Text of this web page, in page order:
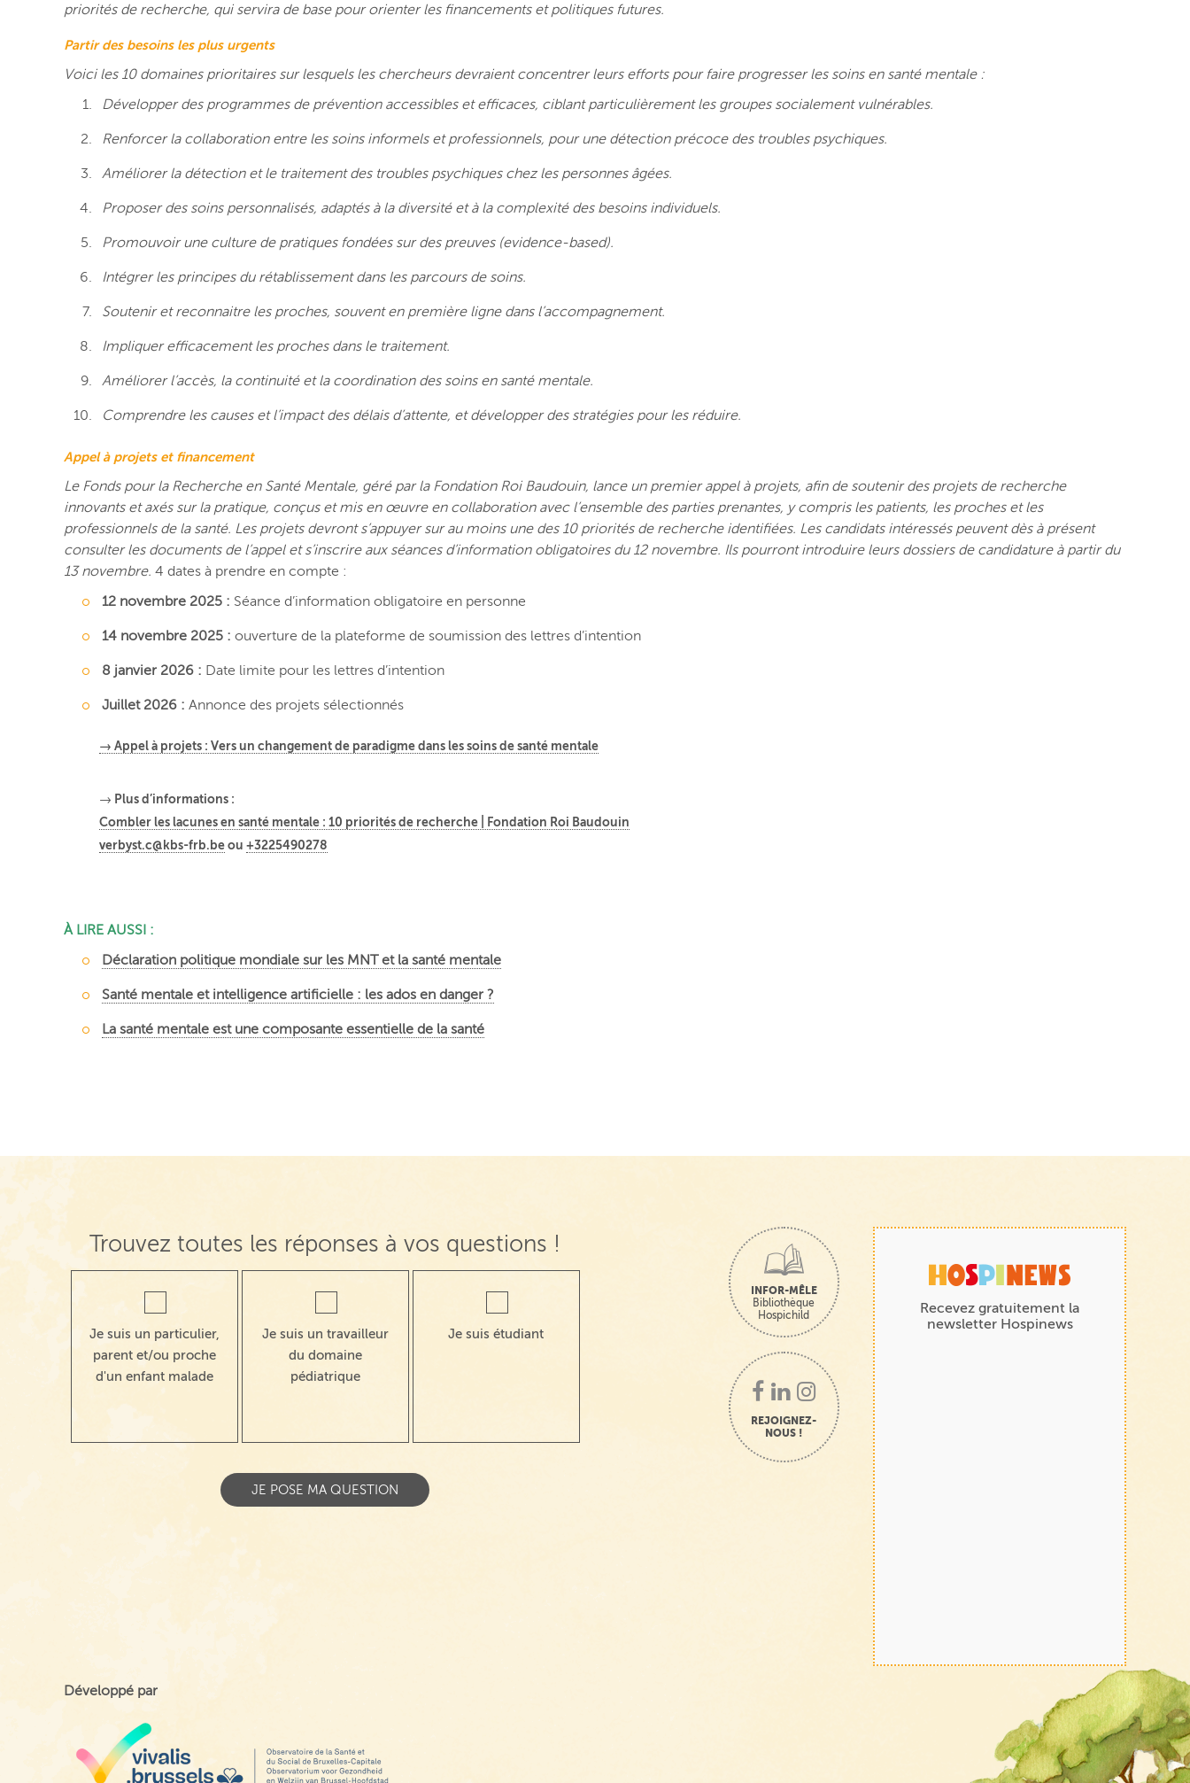
priorités de recherche, qui servira de base pour orienter les financements et politiques futures.
Partir des besoins les plus urgents
Voici les 10 domaines prioritaires sur lesquels les chercheurs devraient concentrer leurs efforts pour faire progresser les soins en santé mentale :
Développer des programmes de prévention accessibles et efficaces, ciblant particulièrement les groupes socialement vulnérables.
Renforcer la collaboration entre les soins informels et professionnels, pour une détection précoce des troubles psychiques.
Améliorer la détection et le traitement des troubles psychiques chez les personnes âgées.
Proposer des soins personnalisés, adaptés à la diversité et à la complexité des besoins individuels.
Promouvoir une culture de pratiques fondées sur des preuves (evidence-based).
Intégrer les principes du rétablissement dans les parcours de soins.
Soutenir et reconnaitre les proches, souvent en première ligne dans l’accompagnement.
Impliquer efficacement les proches dans le traitement.
Améliorer l’accès, la continuité et la coordination des soins en santé mentale.
Comprendre les causes et l’impact des délais d’attente, et développer des stratégies pour les réduire.
Appel à projets et financement
Le Fonds pour la Recherche en Santé Mentale, géré par la Fondation Roi Baudouin, lance un premier appel à projets, afin de soutenir des projets de recherche
innovants et axés sur la pratique, conçus et mis en œuvre en collaboration avec l’ensemble des parties prenantes, y compris les patients, les proches et les
professionnels de la santé. Les projets devront s’appuyer sur au moins une des 10 priorités de recherche identifiées. Les candidats intéressés peuvent dès à présent
consulter les documents de l’appel et s’inscrire aux séances d’information obligatoires du 12 novembre. Ils pourront introduire leurs dossiers de candidature à partir du
13 novembre. 4 dates à prendre en compte :
12 novembre 2025 : Séance d’information obligatoire en personne
14 novembre 2025 : ouverture de la plateforme de soumission des lettres d’intention
8 janvier 2026 : Date limite pour les lettres d’intention
Juillet 2026 : Annonce des projets sélectionnés
→ Appel à projets : Vers un changement de paradigme dans les soins de santé mentale
→ Plus d’informations :
Combler les lacunes en santé mentale : 10 priorités de recherche | Fondation Roi Baudouin
verbyst.c@kbs-frb.beou +3225490278
À LIRE AUSSI :
Déclaration politique mondiale sur les MNT et la santé mentale
Santé mentale et intelligence artificielle : les ados en danger ?
La santé mentale est une composante essentielle de la santé
Trouvez toutes les réponses à vos questions !
Je suis un particulier,
parent et/ou proche
d'un enfant malade
Je suis un travailleur
du domaine
pédiatrique
Je suis étudiant
INFOR-MÊLE
Bibliothèque
Hospichild
REJOIGNEZ-
NOUS !
Recevez gratuitement la
newsletter Hospinews
Développé par